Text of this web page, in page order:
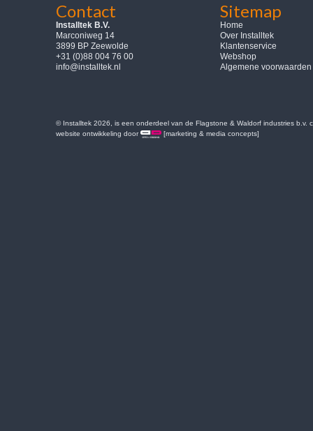
Contact
Installtek B.V.
Marconiweg 14
3899 BP Zeewolde
+31 (0)88 004 76 00
info@installtek.nl
Sitemap
Home
Over Installtek
Klantenservice
Webshop
Algemene voorwaarden
© Installtek 2026, is een onderdeel van de Flagstone & Waldorf industries b.v.
website ontwikkeling door
[marketing & media concepts]